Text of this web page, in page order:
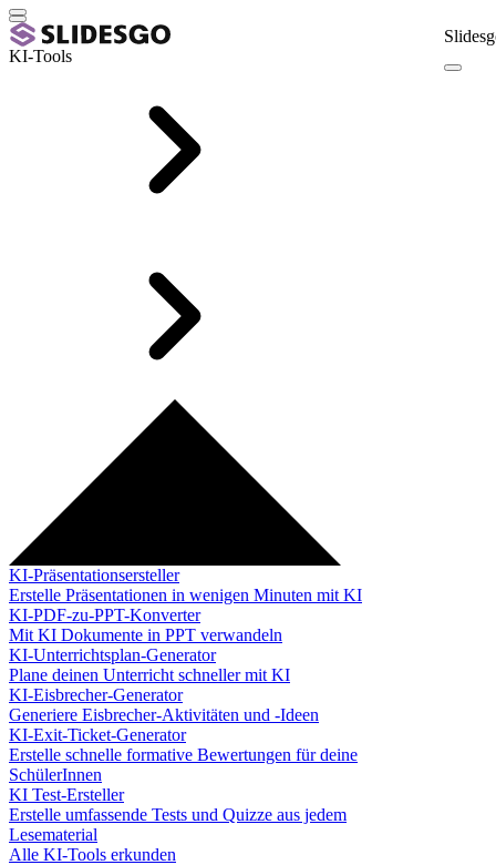
KI-Tools
KI-Präsentationsersteller
Erstelle Präsentationen in wenigen Minuten mit KI
KI-PDF-zu-PPT-Konverter
Mit KI Dokumente in PPT verwandeln
KI-Unterrichtsplan-Generator
Plane deinen Unterricht schneller mit KI
KI-Eisbrecher-Generator
Generiere Eisbrecher-Aktivitäten und -Ideen
KI-Exit-Ticket-Generator
Erstelle schnelle formative Bewertungen für deine
SchülerInnen
KI Test-Ersteller
Erstelle umfassende Tests und Quizze aus jedem
Lesematerial
Alle KI-Tools erkunden